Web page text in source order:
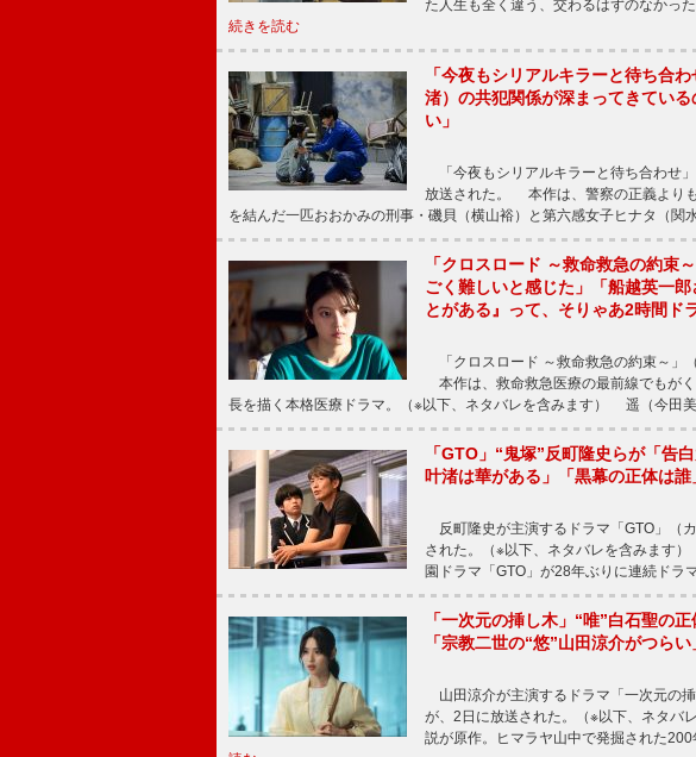
た人生も全く違う、交わるはずのなかっ
続きを読む
「今夜もシリアルキラーと待ち合
渚）の共犯関係が深まってきてい
い」
「今夜もシリアルキラーと待ち合わせ
放送された。 本作は、警察の正義より
を結んだ一匹おおかみの刑事・磯貝（横山裕）と第六感女子ヒナタ（関
「クロスロード ～救命救急の約束
ごく難しいと感じた」「船越英一
とがある』って、そりゃあ2時間ド
「クロスロード ～救命救急の約束～」
本作は、救命救急医療の最前線でもが
長を描く本格医療ドラマ。（※以下、ネタバレを含みます） 遥（今田
「GTO」“鬼塚”反町隆史らが「告
叶渚は華がある」「黒幕の正体は誰
反町隆史が主演するドラマ「GTO」（
された。（※以下、ネタバレを含みます
園ドラマ「GTO」が28年ぶりに連続ドラ
「一次元の挿し木」“唯”白石聖の
「宗教二世の“悠”山田涼介がつらい
山田涼介が主演するドラマ「一次元の
が、2日に放送された。（※以下、ネタ
説が原作。ヒマラヤ山中で発掘された